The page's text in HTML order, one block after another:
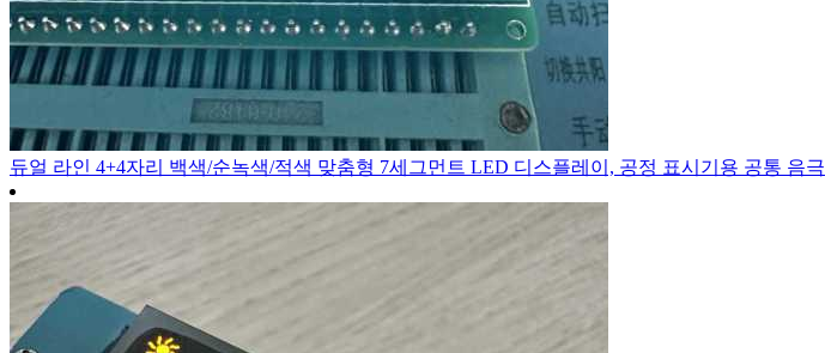
듀얼 라인 4+4자리 백색/순녹색/적색 맞춤형 7세그먼트 LED 디스플레이, 공정 표시기용 공통 음극